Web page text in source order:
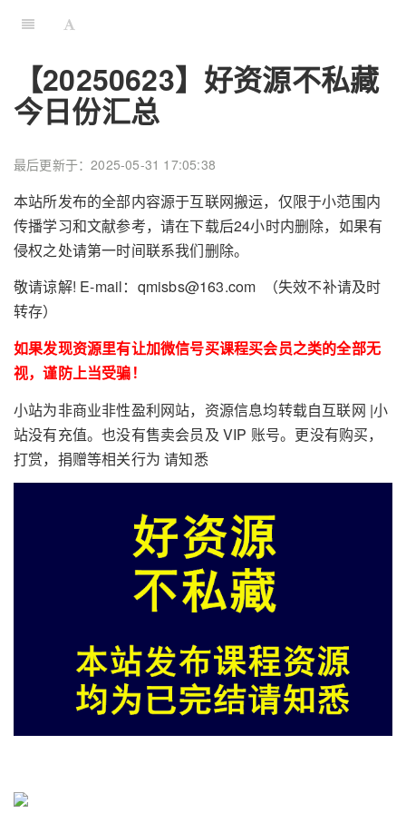
【20250623】好资源不私藏
今日份汇总
最后更新于：2025-05-31 17:05:38
本站所发布的全部内容源于互联网搬运，仅限于小范围内
传播学习和文献参考，请在下载后24小时内删除，如果有
侵权之处请第一时间联系我们删除。
敬请谅解! E-mail：qmisbs@163.com （失效不补请及时
转存）
如果发现资源里有让加微信号买课程买会员之类的全部无
视，谨防上当受骗！
小站为非商业非性盈利网站，资源信息均转载自互联网 |小
站没有充值。也没有售卖会员及 VIP 账号。更没有购买，
打赏，捐赠等相关行为 请知悉